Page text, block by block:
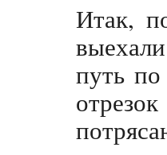
Итак,
путь